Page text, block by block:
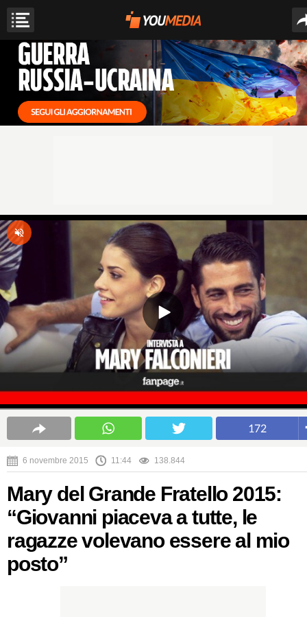
172
6 novembre 2015 11:44 138.844
Mary del Grande Fratello 2015:
“Giovanni piaceva a tutte, le
ragazze volevano essere al mio
posto”